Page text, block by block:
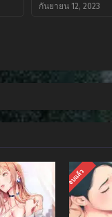
กันยายน 12, 2023
จบแล้ว